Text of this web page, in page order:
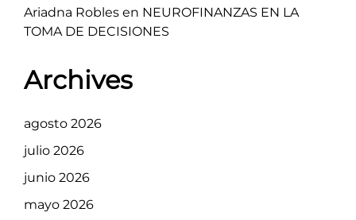
Ariadna Robles en NEUROFINANZAS EN LA
TOMA DE DECISIONES
Archives
agosto 2026
julio 2026
junio 2026
mayo 2026